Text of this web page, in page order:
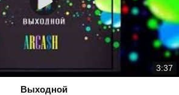
3:37
Выходной